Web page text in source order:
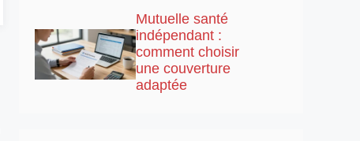
Mutuelle santé
indépendant :
comment choisir
une couverture
adaptée